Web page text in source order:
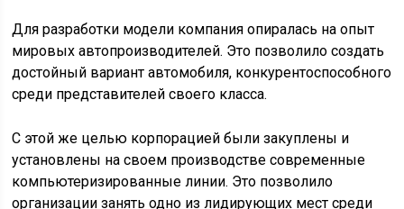
компьютеризированные линии. Это позволило
организации занять одно из лидирующих мест среди
производителей большегрузных и коммунальных
машин в Китае.
Китайский самосвал «Хово» известен не только на
территории своей страны. Их признают на российском,
европейском и американском рынках.